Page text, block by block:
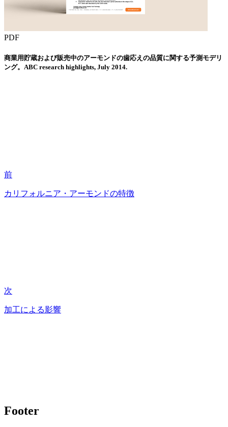
PDF
商業用貯蔵および販売中のアーモンドの歯応えの品質に関する予測モデリ
ング。ABC research highlights, July 2014.
前
カリフォルニア・アーモンドの特徴
次
加工による影響
Footer